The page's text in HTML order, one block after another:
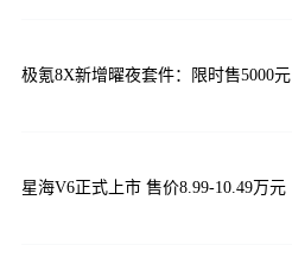
极氪8X新增曜夜套件：限时售5000元
星海V6正式上市 售价8.99-10.49万元